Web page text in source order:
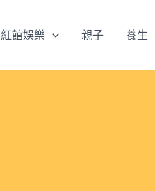
紅館娛樂 親子 養生